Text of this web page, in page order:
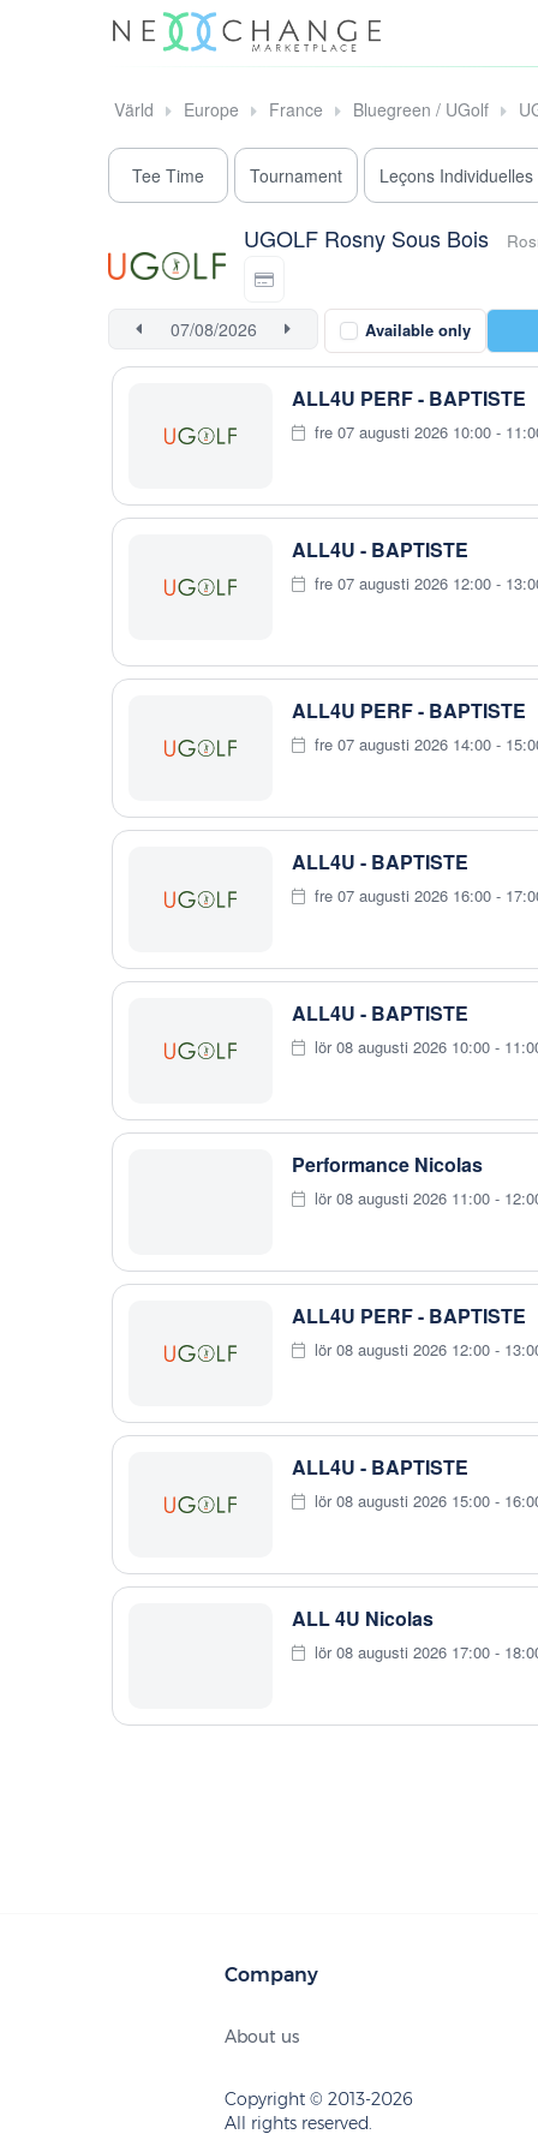
Värld Europe France Bluegreen / UGolf
Tee Time Tournament Leçons Individuelles
UGOLF Rosny Sous Bois
Available only
ALL4U PERF - BAPTISTE
fre 07 augusti 2026 10:00 -
ALL4U - BAPTISTE
fre 07 augusti 2026 12:00 -
ALL4U PERF - BAPTISTE
fre 07 augusti 2026 14:00 -
ALL4U - BAPTISTE
fre 07 augusti 2026 16:00 -
ALL4U - BAPTISTE
lör 08 augusti 2026 10:00 -
Performance Nicolas
lör 08 augusti 2026 11:00 -
ALL4U PERF - BAPTISTE
lör 08 augusti 2026 12:00 -
ALL4U - BAPTISTE
lör 08 augusti 2026 15:00 -
ALL 4U Nicolas
lör 08 augusti 2026 17:00 -
Company
About us
Copyright © 2013-2026
All rights reserved.